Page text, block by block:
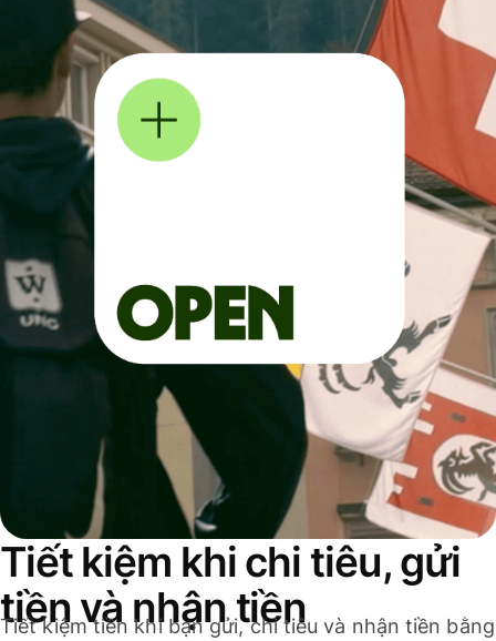
Tiết kiệm khi chi tiêu, gửi
tiền và nhận tiền
Tiết kiệm tiền khi bạn gửi, chi tiêu và nhận tiền bằng